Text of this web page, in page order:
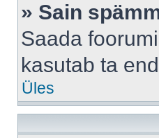
» Sain
Saada
kasutab ta
Üles